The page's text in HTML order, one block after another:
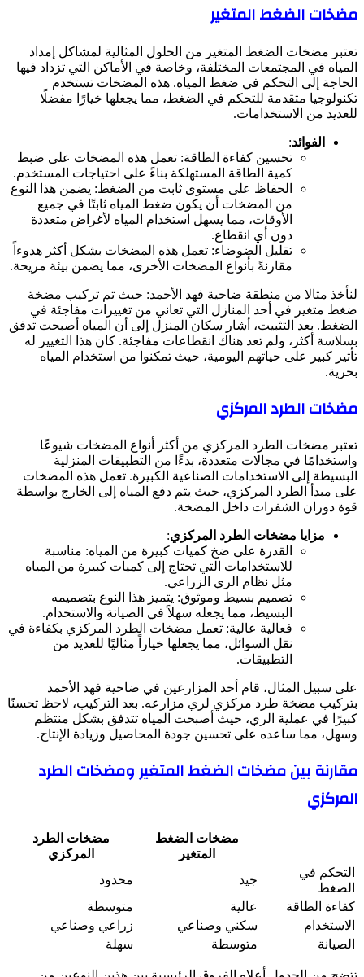
مضخات الضغط المتغير
تعتبر مضخات الضغط المتغير من الحلول المثالية لمشاكل إمداد
المياه في المجتمعات المختلفة، وخاصة في الأماكن التي تزداد فيها
الحاجة إلى التحكم في ضغط المياه. هذه المضخات تستخدم
تكنولوجيا متقدمة للتحكم في الضغط، مما يجعلها خيارًا مفضلًا
للعديد من الاستخدامات.
الفوائد:
تحسين كفاءة الطاقة: تعمل هذه المضخات على ضبط
كمية الطاقة المستهلكة بناءً على احتياجات المستخدم.
الحفاظ على مستوى ثابت من الضغط: يضمن هذا النوع
من المضخات أن يكون ضغط المياه ثابتًا في جميع
الأوقات، مما يسهل استخدام المياه لأغراض متعددة
دون أي انقطاع.
تقليل الضوضاء: تعمل هذه المضخات بشكل أكثر هدوءاً
مقارنةً بأنواع المضخات الأخرى، مما يضمن بيئة مريحة.
لنأخذ مثالا من منطقة ضاحية فهد الأحمد: حيث تم تركيب مضخة
ضغط متغير في أحد المنازل التي تعاني من تغييرات مفاجئة في
الضغط. بعد التثبيت، أشار سكان المنزل إلى أن المياه أصبحت تدفق
بسلاسة أكثر، ولم تعد هناك انقطاعات مفاجئة. كان هذا التغيير له
تأثير كبير على حياتهم اليومية، حيث تمكنوا من استخدام المياه
بحرية.
مضخات الطرد المركزي
تعتبر مضخات الطرد المركزي من أكثر أنواع المضخات شيوعًا
واستخدامًا في مجالات متعددة، بدءًا من التطبيقات المنزلية
البسيطة إلى الاستخدامات الصناعية الكبيرة. تعمل هذه المضخات
على مبدأ الطرد المركزي، حيث يتم دفع المياه إلى الخارج بواسطة
قوة دوران الشفرات داخل المضخة.
مزايا مضخات الطرد المركزي:
القدرة على ضخ كميات كبيرة من المياه: مناسبة
للاستخدامات التي تحتاج إلى كميات كبيرة من المياه
مثل نظام الري الزراعي.
تصميم بسيط وموثوق: يتميز هذا النوع بتصميمه
البسيط، مما يجعله سهلاً في الصيانة والاستخدام.
فعالية عالية: تعمل مضخات الطرد المركزي بكفاءة في
نقل السوائل، مما يجعلها خياراً مثاليًا للعديد من
التطبيقات.
على سبيل المثال، قام أحد المزارعين في ضاحية فهد الأحمد
بتركيب مضخة طرد مركزي لري مزارعه. بعد التركيب، لاحظ تحسنًا
كبيرًا في عملية الري، حيث أصبحت المياه تتدفق بشكل منتظم
وسهل، مما ساعده على تحسين جودة المحاصيل وزيادة الإنتاج.
مقارنة بين مضخات الضغط المتغير ومضخات الطرد
المركزي
مضخات الضغط
المتغير
مضخات الطرد
المركزي
التحكم في
الضغط
جيد
محدود
كفاءة الطاقة
عالية
متوسطة
الاستخدام
سكني وصناعي
زراعي وصناعي
الصيانة
متوسطة سهلة